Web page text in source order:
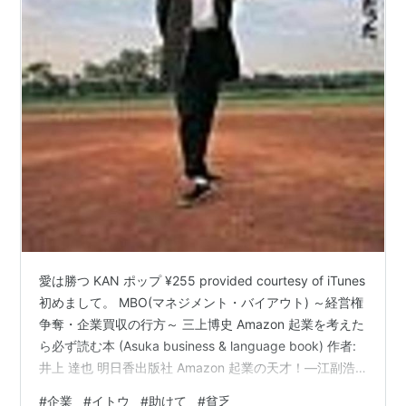
愛は勝つ KAN ポップ ¥255 provided courtesy of iTunes
初めまして。 MBO(マネジメント・バイアウト) ～経営権
争奪・企業買収の行方～ 三上博史 Amazon 起業を考えた
ら必ず読む本 (Asuka business & language book) 作者:
井上 達也 明日香出版社 Amazon 起業の天才！―江副浩
#企業 #イトウ #助けて #貧乏